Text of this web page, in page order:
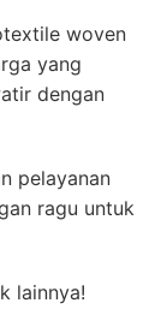
woven
yang
dengan
pelayanan
ragu untuk
lainnya!